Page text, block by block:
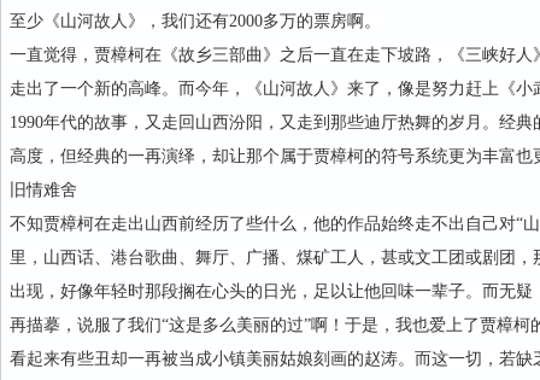
至少《山河故人》，我们还有2000多万的票房啊。
一直觉得，贾樟柯在《故乡三部曲》之后一直在走下坡路，《三峡好
走出了一个新的高峰。而今年，《山河故人》来了，像是努力赶上《
1990年代的故事，又走回山西汾阳，又走到那些迪厅热舞的岁月。经
高度，但经典的一再演绎，却让那个属于贾樟柯的符号系统更为丰富
旧情难舍
不知贾樟柯在走出山西前经历了些什么，他的作品始终走不出自己对“
里，山西话、港台歌曲、舞厅、广播、煤矿工人，甚或文工团或剧团
出现，好像年轻时那段搁在心头的日光，足以让他回味一辈子。而无
再描摹，说服了我们“这是多么美丽的过”啊！于是，我也爱上了贾樟
看起来有些丑却一再被当成小镇美丽姑娘刻画的赵涛。而这一切，若